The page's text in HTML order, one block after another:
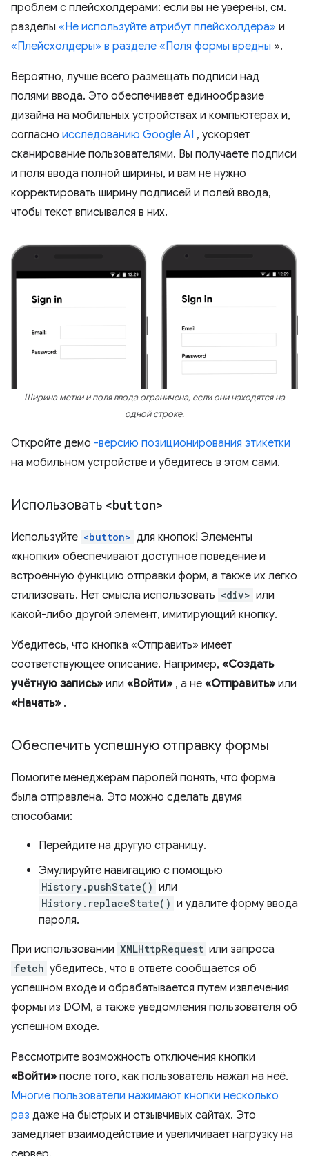
проблем с плейсхолдерами: если вы не уверены, см.
разделы «Не используйте атрибут плейсхолдера» и
«Плейсхолдеры» в разделе «Поля формы вредны ».
Вероятно, лучше всего размещать подписи над
полями ввода. Это обеспечивает единообразие
дизайна на мобильных устройствах и компьютерах и,
согласно исследованию Google AI , ускоряет
сканирование пользователями. Вы получаете подписи
и поля ввода полной ширины, и вам не нужно
корректировать ширину подписей и полей ввода,
чтобы текст вписывался в них.
Ширина метки и поля ввода ограничена, если они находятся на
одной строке.
Откройте демо -версию позиционирования этикетки
на мобильном устройстве и убедитесь в этом сами.
Использовать <button>
Используйте <button> для кнопок! Элементы
«кнопки» обеспечивают доступное поведение и
встроенную функцию отправки форм, а также их легко
стилизовать. Нет смысла использовать <div> или
какой-либо другой элемент, имитирующий кнопку.
Убедитесь, что кнопка «Отправить» имеет
соответствующее описание. Например, «Создать
учётную запись» или «Войти» , а не «Отправить» или
«Начать» .
Обеспечить успешную отправку формы
Помогите менеджерам паролей понять, что форма
была отправлена. Это можно сделать двумя
способами:
Перейдите на другую страницу.
Эмулируйте навигацию с помощью
History.pushState() или
History.replaceState() и удалите форму ввода
пароля.
При использовании XMLHttpRequest или запроса
fetch убедитесь, что в ответе сообщается об
успешном входе и обрабатывается путем извлечения
формы из DOM, а также уведомления пользователя об
успешном входе.
Рассмотрите возможность отключения кнопки
«Войти» после того, как пользователь нажал на неё.
Многие пользователи нажимают кнопки несколько
раз даже на быстрых и отзывчивых сайтах. Это
замедляет взаимодействие и увеличивает нагрузку на